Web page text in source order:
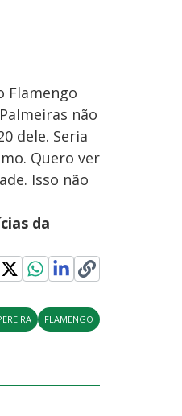
Flamengo
não
dele. Seria
Quero ver
Isso não
da
FLAMENGO